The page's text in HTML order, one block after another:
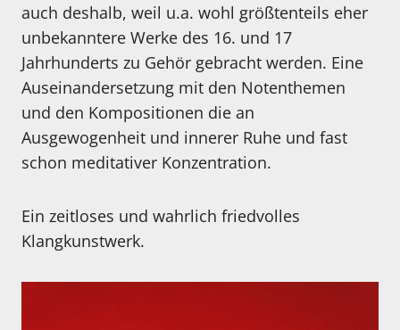
auch deshalb, weil u.a. wohl größtenteils eher
unbekanntere Werke des 16. und 17
Jahrhunderts zu Gehör gebracht werden. Eine
Auseinandersetzung mit den Notenthemen
und den Kompositionen die an
Ausgewogenheit und innerer Ruhe und fast
schon meditativer Konzentration.
Ein zeitloses und wahrlich friedvolles
Klangkunstwerk.